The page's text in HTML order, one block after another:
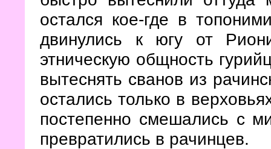
остался кое-где в
двинулись к югу от
этническую общность
вытеснять сванов из
остались только в
постепенно смешались с
превратились в рачинцев.